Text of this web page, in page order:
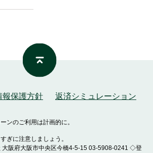
報保護方針 返済シミュレーション
ンのご利用は計画的に。
ぎに注意しましょう。
大阪府大阪市中央区今橋4-5-15 03-5908-0241 ◇登